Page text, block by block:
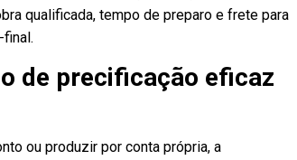
qualificada, tempo de preparo e frete para
de precificação eficaz
ou produzir por conta própria, a